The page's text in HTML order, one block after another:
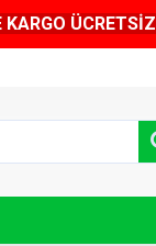
ÜCRETSİZ